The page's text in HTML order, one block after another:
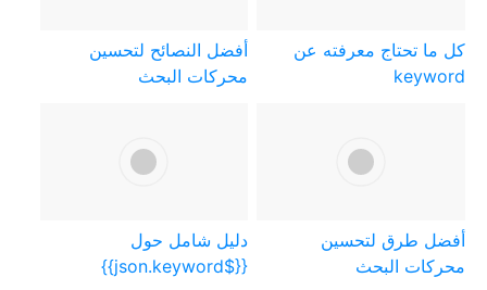
كل ما تحتاج معرفته عن
keyword
أفضل النصائح لتحسين
محركات البحث
أفضل طرق لتحسين
محركات البحث
دليل شامل حول
{{$json.keyword}}